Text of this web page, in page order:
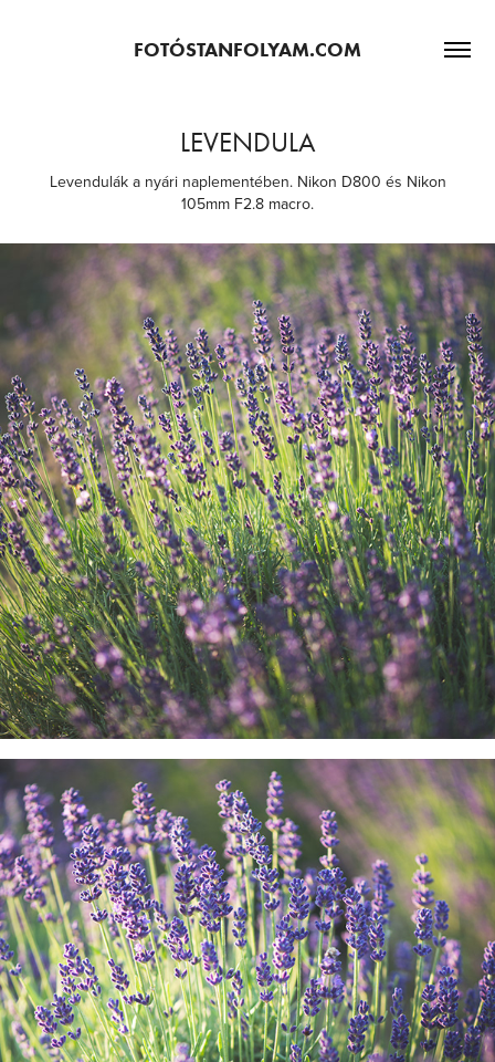
FOTÓSTANFOLYAM.COM
LEVENDULA
Levendulák a nyári naplementében. Nikon D800 és Nikon
105mm F2.8 macro.